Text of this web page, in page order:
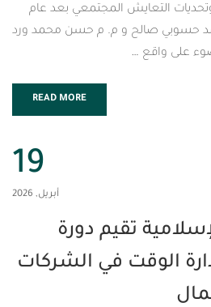
المجتمعي بعد عام
و م. م حسن محمد ورد
دورة
في الشركات